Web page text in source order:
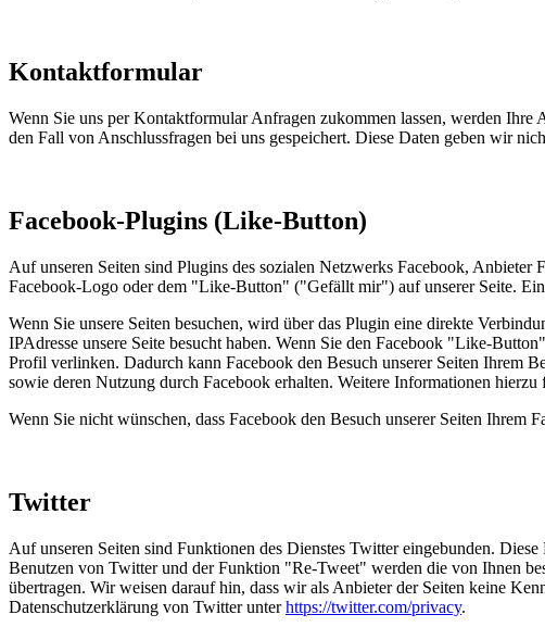
Kontaktformular
Wenn Sie uns per Kontaktformular Anfragen zukommen lassen, werden
den Fall von Anschlussfragen bei uns gespeichert. Diese Daten geben wir
Facebook-Plugins (Like-Button)
Auf unseren Seiten sind Plugins des sozialen Netzwerks Facebook,
Facebook-Logo oder dem "Like-Button" ("Gefällt mir") auf unserer Seite.
Wenn Sie unsere Seiten besuchen, wird über das Plugin eine direkte
IPAdresse unsere Seite besucht haben. Wenn Sie den Facebook "Like-
Profil verlinken. Dadurch kann Facebook den Besuch unserer Seiten Ihrem
sowie deren Nutzung durch Facebook erhalten. Weitere Informationen
Wenn Sie nicht wünschen, dass Facebook den Besuch unserer Seiten
Twitter
Auf unseren Seiten sind Funktionen des Dienstes Twitter eingebunden.
Benutzen von Twitter und der Funktion "Re-Tweet" werden die von Ihnen
übertragen. Wir weisen darauf hin, dass wir als Anbieter der Seiten keine
Datenschutzerklärung von Twitter unterhttps://twitter.com/privacy.